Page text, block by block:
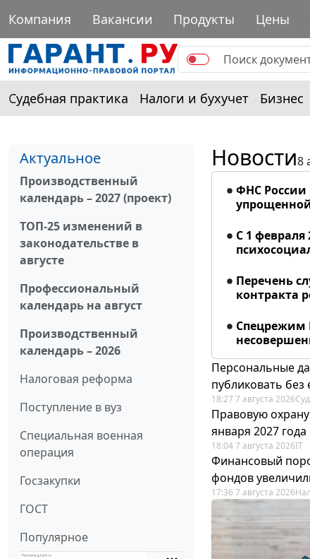
Компания Вакансии Продукты Цены
Судебная практика Налоги и бухучет Бизнес
Актуальное
Производственный
календарь – 2027 (проект)
ТОП-25 изменений в
законодательстве в
августе
Профессиональный
календарь на август
Производственный
календарь – 2026
Налоговая реформа
Поступление в вуз
Специальная военная
операция
Госзакупки
ГОСТ
Популярное
Новости8
ФНС России
С 1 февраля
Перечень
контракта
Спецрежим
Персональные
публиковать без
18:27 7 августа 2026
Правовую
января 2027 года
18:04 7 августа 2026IT
Финансовый
фондов
17:36 7 августа 2026